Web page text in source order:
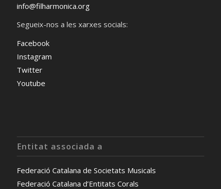
info@filharmonica.org
Segueix-nos a les xarxes socials:
Facebook
Instagram
Twitter
Youtube
Entitat associada a
Federació Catalana de Societats Musicals
Federació Catalana d’Entitats Corals